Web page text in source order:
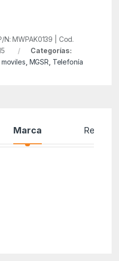
N: MWPAK0139 | Cod.
Categorías:
MGSR Telefonía
Marca Reseñas